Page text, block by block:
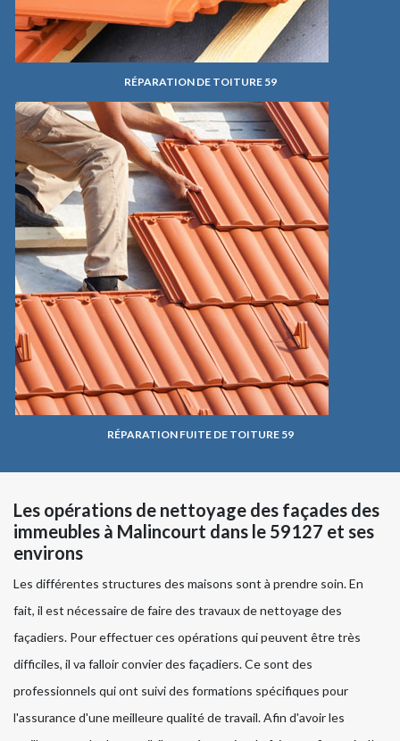
RÉPARATION DE TOITURE 59
RÉPARATION FUITE DE TOITURE 59
Les opérations de nettoyage des façades des
immeubles à Malincourt dans le 59127 et ses
environs
Les différentes structures des maisons sont à prendre soin. En
fait, il est nécessaire de faire des travaux de nettoyage des
façadiers. Pour effectuer ces opérations qui peuvent être très
difficiles, il va falloir convier des façadiers. Ce sont des
professionnels qui ont suivi des formations spécifiques pour
l'assurance d'une meilleure qualité de travail. Afin d'avoir les